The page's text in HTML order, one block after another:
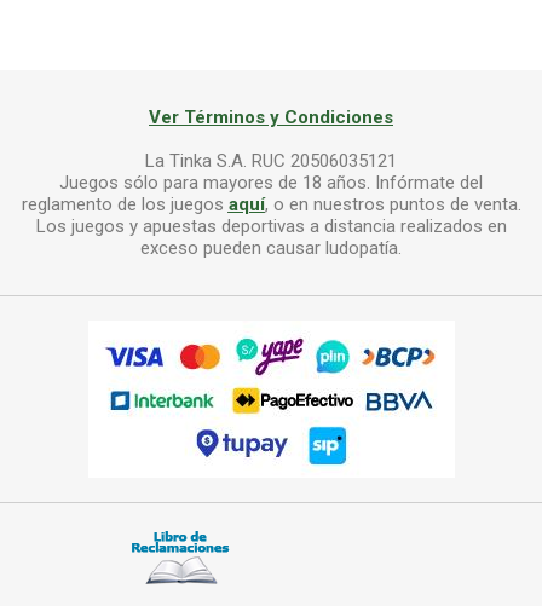
Ver Términos y Condiciones
La Tinka S.A. RUC 20506035121
Juegos sólo para mayores de 18 años. Infórmate del
reglamento de los juegos aquí, o en nuestros puntos de venta.
Los juegos y apuestas deportivas a distancia realizados en
exceso pueden causar ludopatía.